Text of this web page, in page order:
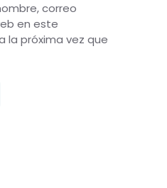
correo
en este
la próxima vez que